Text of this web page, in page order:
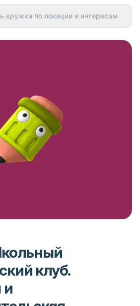
кружки по локации и интересам
клуб.
и